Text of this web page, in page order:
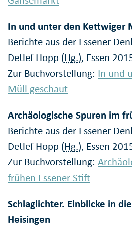
In und unter den Kettwiger
Berichte aus der Essener
Detlef Hopp (Hg.), Essen
Zur Buchvorstellung: In und
Müll geschaut
Archäologische Spuren im
Berichte aus der Essener
Detlef Hopp (Hg.), Essen
Zur Buchvorstellung:
frühen Essener Stift
Schlaglichter. Einblicke in
Heisingen